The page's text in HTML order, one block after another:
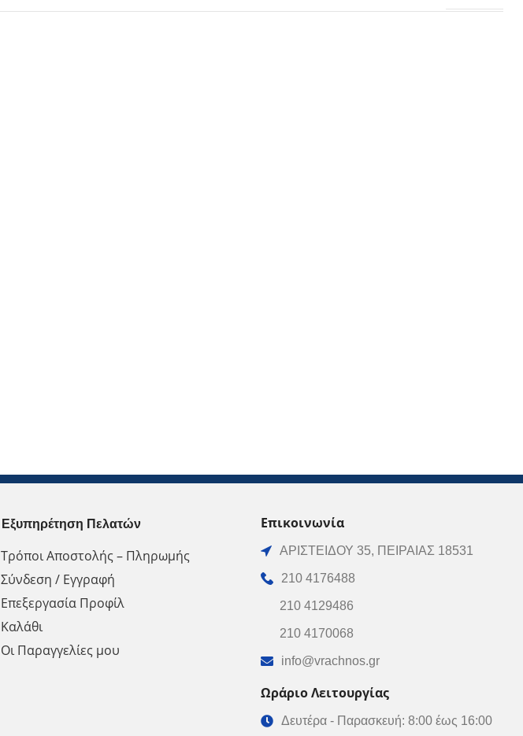
Εξυπηρέτηση Πελατών
Τρόποι Αποστολής – Πληρωμής
Σύνδεση / Εγγραφή
Επεξεργασία Προφίλ
Καλάθι
Οι Παραγγελίες μου
Επικοινωνία
ΑΡΙΣΤΕΙΔΟΥ 35, ΠΕΙΡΑΙΑΣ 18531
210 4176488
210 4129486
210 4170068
info@vrachnos.gr
Ωράριο Λειτουργίας
Δευτέρα - Παρασκευή: 8:00 έως 16:00